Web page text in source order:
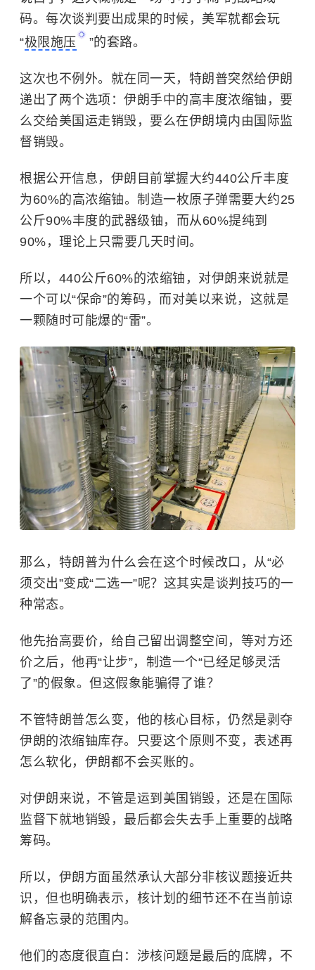
码。每次谈判要出成果的时候，美军就都会玩
“极限施压 ”的套路。
这次也不例外。就在同一天，特朗普突然给伊朗
递出了两个选项：伊朗手中的高丰度浓缩铀，要
么交给美国运走销毁，要么在伊朗境内由国际监
督销毁。
根据公开信息，伊朗目前掌握大约440公斤丰度
为60%的高浓缩铀。制造一枚原子弹需要大约25
公斤90%丰度的武器级铀，而从60%提纯到
90%，理论上只需要几天时间。
所以，440公斤60%的浓缩铀，对伊朗来说就是
一个可以“保命”的筹码，而对美以来说，这就是
一颗随时可能爆的“雷”。
那么，特朗普为什么会在这个时候改口，从“必
须交出”变成“二选一”呢？这其实是谈判技巧的一
种常态。
他先抬高要价，给自己留出调整空间，等对方还
价之后，他再“让步”，制造一个“已经足够灵活
了”的假象。但这假象能骗得了谁？
不管特朗普怎么变，他的核心目标，仍然是剥夺
伊朗的浓缩铀库存。只要这个原则不变，表述再
怎么软化，伊朗都不会买账的。
对伊朗来说，不管是运到美国销毁，还是在国际
监督下就地销毁，最后都会失去手上重要的战略
筹码。
所以，伊朗方面虽然承认大部分非核议题接近共
识，但也明确表示，核计划的细节还不在当前谅
解备忘录的范围内。
他们的态度很直白：涉核问题是最后的底牌，不